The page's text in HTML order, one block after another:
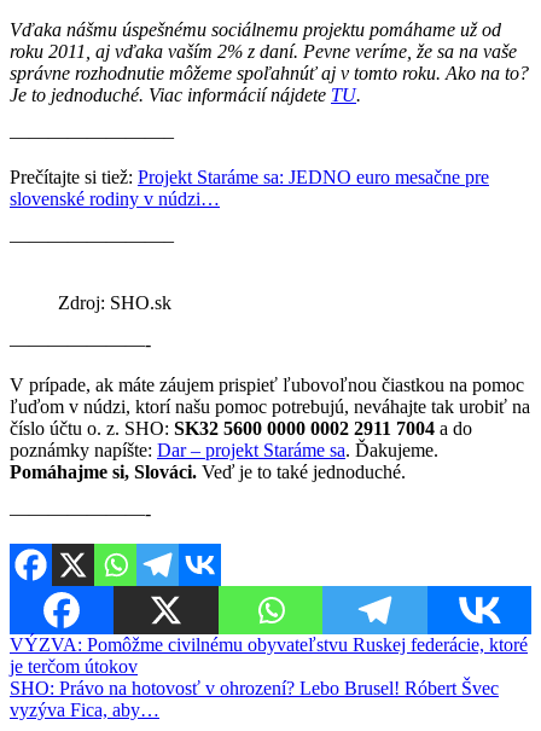
Vďaka nášmu úspešnému sociálnemu projektu pomáhame už od
roku 2011, aj vďaka vaším 2% z daní. Pevne veríme, že sa na vaše
správne rozhodnutie môžeme spoľahnúť aj v tomto roku. Ako na to?
Je to jednoduché. Viac informácií nájdete TU.
————————–
Prečítajte si tiež: Projekt Staráme sa: JEDNO euro mesačne pre
slovenské rodiny v núdzi…
————————–
Zdroj: SHO.sk
———————-
V prípade, ak máte záujem prispieť ľubovoľnou čiastkou na pomoc
ľuďom v núdzi, ktorí našu pomoc potrebujú, neváhajte tak urobiť na
číslo účtu o. z. SHO: SK32 5600 0000 0002 2911 7004 a do
poznámky napíšte: Dar – projekt Staráme sa. Ďakujeme.
Pomáhajme si, Slováci. Veď je to také jednoduché.
———————-
Navigácia
v
článku
VÝZVA: Pomôžme civilnému obyvateľstvu Ruskej federácie, ktoré
je terčom útokov
SHO: Právo na hotovosť v ohrození? Lebo Brusel! Róbert Švec
vyzýva Fica, aby…